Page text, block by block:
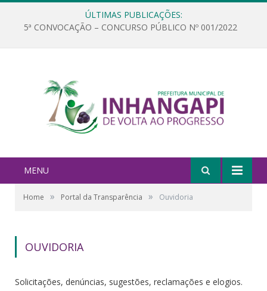
ÚLTIMAS PUBLICAÇÕES:
5ª CONVOCAÇÃO – CONCURSO PÚBLICO Nº 001/2022
MENU
Home » Portal da Transparência » Ouvidoria
OUVIDORIA
Solicitações, denúncias, sugestões, reclamações e elogios.